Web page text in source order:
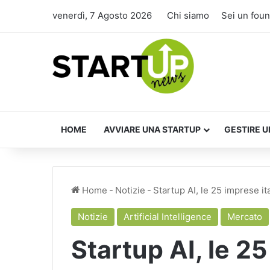
venerdì, 7 Agosto 2026 Chi siamo Sei un
HOME AVVIARE UNA STARTUP GESTIRE
Home - Notizie - Startup AI, le 25 imprese
Notizie Artificial Intelligence Mercato
Startup AI, le